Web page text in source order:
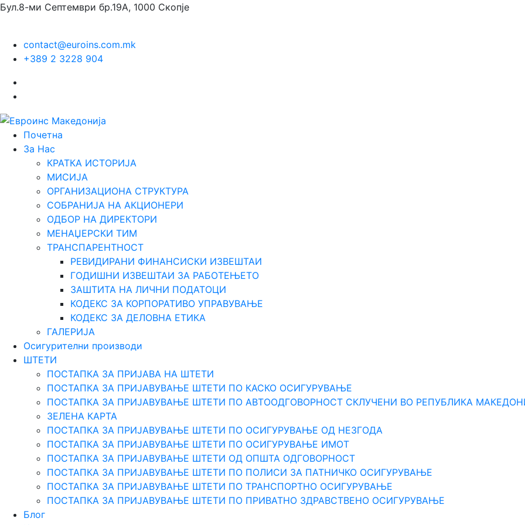
Бул.8-ми Септември бр.19А, 1000 Скопје
contact@euroins.com.mk
+389 2 3228 904
Почетна
За Нас
КРАТКА ИСТОРИЈА
МИСИЈА
ОРГАНИЗАЦИОНА СТРУКТУРА
СОБРАНИЈА НА АКЦИОНЕРИ
ОДБОР НА ДИРЕКТОРИ
МЕНАЏЕРСКИ ТИМ
ТРАНСПАРЕНТНОСТ
РЕВИДИРАНИ ФИНАНСИСКИ ИЗВЕШТАИ
ГОДИШНИ ИЗВЕШТАИ ЗА РАБОТЕЊЕТО
ЗАШТИТА НА ЛИЧНИ ПОДАТОЦИ
КОДЕКС ЗА КОРПОРАТИВО УПРАВУВАЊЕ
КОДЕКС ЗА ДЕЛОВНА ЕТИКА
ГАЛЕРИЈА
Осигурителни производи
ШТЕТИ
ПОСТАПКА ЗА ПРИЈАВА НА ШТЕТИ
ПОСТАПКА ЗА ПРИЈАВУВАЊЕ ШТЕТИ ПО КАСКО ОСИГУРУВАЊЕ
ПОСТАПКА ЗА ПРИЈАВУВАЊЕ ШТЕТИ ПО АВТООДГОВОРНОСТ СКЛУЧЕНИ ВО РЕПУБЛИКА
ЗЕЛЕНА КАРТА
ПОСТАПКА ЗА ПРИЈАВУВАЊЕ ШТЕТИ ПО ОСИГУРУВАЊЕ ОД НЕЗГОДА
ПОСТАПКА ЗА ПРИЈАВУВАЊЕ ШТЕТИ ПО ОСИГУРУВАЊЕ ИМОТ
ПОСТАПКА ЗА ПРИЈАВУВАЊЕ ШТЕТИ ОД ОПШТА ОДГOВОРНОСТ
ПОСТАПКА ЗА ПРИЈАВУВАЊЕ ШТЕТИ ПО ПОЛИСИ ЗА ПАТНИЧКО ОСИГУРУВАЊЕ
ПОСТАПКА ЗА ПРИЈАВУВАЊЕ ШТЕТИ ПО ТРАНСПОРТНО ОСИГУРУВАЊЕ
ПОСТАПКА ЗА ПРИЈАВУВАЊЕ ШТЕТИ ПО ПРИВАТНО ЗДРАВСТВЕНО ОСИГУРУВАЊЕ
Блог